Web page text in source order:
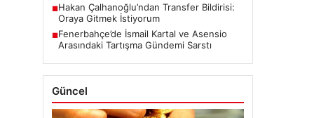
■Hakan Çalhanoğlu’ndan Transfer Bildirisi:
Oraya Gitmek İstiyorum
■Fenerbahçe’de İsmail Kartal ve Asensio
Arasındaki Tartışma Gündemi Sarstı
Güncel